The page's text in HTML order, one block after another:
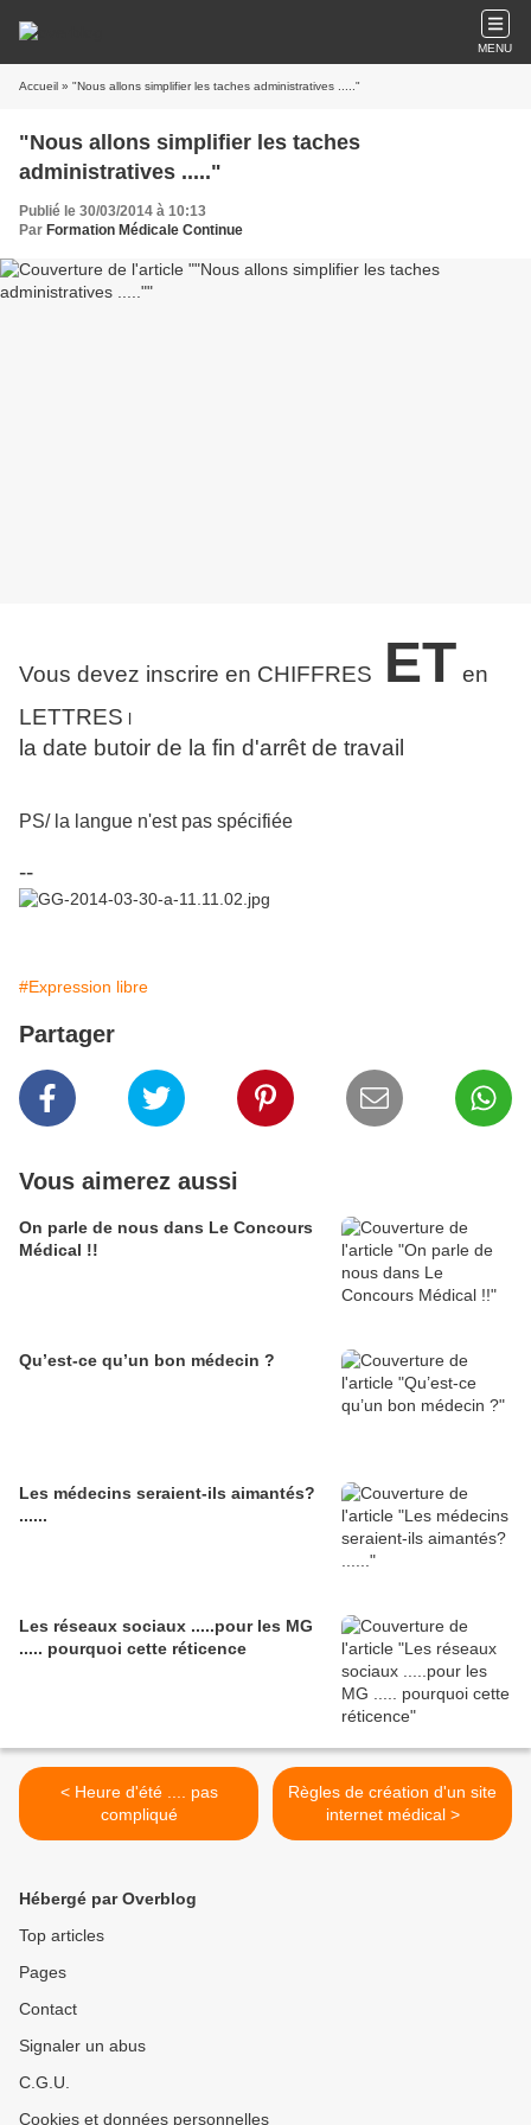
MENU
Accueil » "Nous allons simplifier les taches administratives ....."
"Nous allons simplifier les taches
administratives ....."
Publié le 30/03/2014 à 10:13
Par Formation Médicale Continue
Vous devez inscrire en CHIFFRES ET en
LETTRES l
la date butoir de la fin d'arrêt de travail
PS/ la langue n'est pas spécifiée
--
#Expression libre
Partager
Vous aimerez aussi
On parle de nous dans Le Concours
Médical !!
Qu’est-ce qu’un bon médecin ?
Les médecins seraient-ils aimantés?
......
Les réseaux sociaux .....pour les MG
..... pourquoi cette réticence
< Heure d'été .... pas
compliqué
Règles de création d'un site
internet médical >
Hébergé par Overblog
Top articles
Pages
Contact
Signaler un abus
C.G.U.
Cookies et données personnelles